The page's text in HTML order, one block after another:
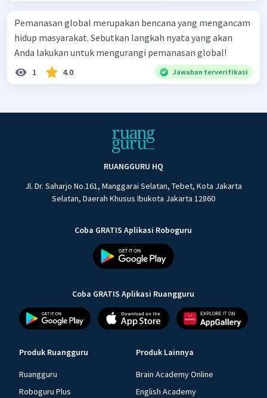
Pemanasan global merupakan bencana yang mengancam
hidup masyarakat. Sebutkan langkah nyata yang akan
Anda lakukan untuk mengurangi pemanasan global!
1 4.0 Jawaban terverifikasi
RUANGGURU HQ
Jl. Dr. Saharjo No.161, Manggarai Selatan, Tebet, Kota Jakarta
Selatan, Daerah Khusus Ibukota Jakarta 12860
Coba GRATIS Aplikasi Roboguru
Coba GRATIS Aplikasi Ruangguru
Produk Ruangguru
Ruangguru
Roboguru Plus
Produk Lainnya
Brain Academy Online
English Academy